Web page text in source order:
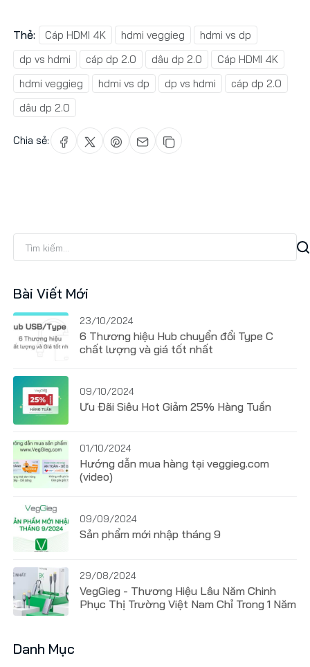
Thẻ: Cáp HDMI 4K hdmi veggieg
hdmi vs dp
dp vs hdmi
cáp dp 2.0 dâu dp 2.0
Cáp HDMI 4K
hdmi veggieg
hdmi vs dp dp vs hdmi
cáp dp 2.0
dâu dp 2.0
Chia sẻ:
Bài Viết Mới
23/10/2024
6 Thương hiệu Hub chuyển đổi Type C
chất lượng và giá tốt nhất
09/10/2024
Ưu Đãi Siêu Hot Giảm 25% Hàng Tuần
01/10/2024
Hướng dẫn mua hàng tại veggieg.com
(video)
09/09/2024
Sản phẩm mới nhập tháng 9
29/08/2024
VegGieg - Thương Hiệu Lâu Năm Chinh
Phục Thị Trường Việt Nam Chỉ Trong 1 Năm
Danh Mục